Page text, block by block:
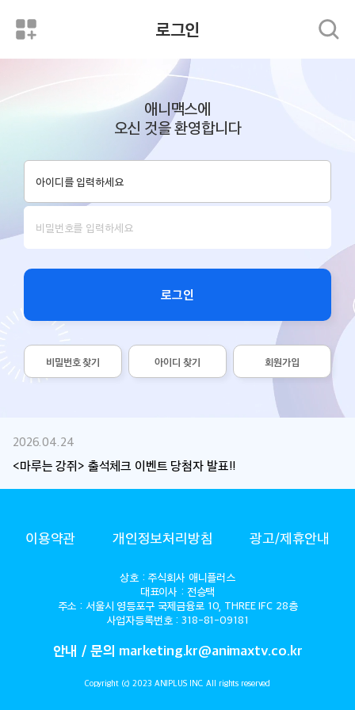
로그인
애니맥스에
오신 것을 환영합니다
로그인
비밀번호 찾기 아이디 찾기 회원가입
2026.04.24
<마루는 강쥐> 출석체크 이벤트 당첨자 발표!!
ANIMAX이용약관 개인정보처리방침 광고/제휴안내
상호 : 주식회사 애니플러스
대표이사 : 전승택
주소 : 서울시 영등포구 국제금융로 10, THREE IFC 28층
사업자등록번호 : 318-81-09181
안내 / 문의 marketing.kr@animaxtv.co.kr
Copyright (c) 2023 ANIPLUS INC. All rights reserved